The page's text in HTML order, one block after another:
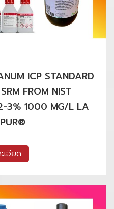
ICP STANDARD
FROM NIST
3% 1000 MG/L LA
เอียด